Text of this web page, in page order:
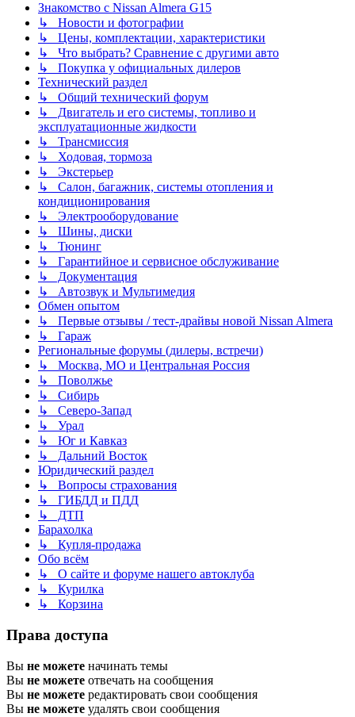
Знакомство с Nissan Almera G15
↳ Новости и фотографии
↳ Цены, комплектации, характеристики
↳ Что выбрать? Сравнение с другими авто
↳ Покупка у официальных дилеров
Технический раздел
↳ Общий технический форум
↳ Двигатель и его системы, топливо и
эксплуатационные жидкости
↳ Трансмиссия
↳ Ходовая, тормоза
↳ Экстерьер
↳ Салон, багажник, системы отопления и
кондиционирования
↳ Электрооборудование
↳ Шины, диски
↳ Тюнинг
↳ Гарантийное и сервисное обслуживание
↳ Документация
↳ Автозвук и Мультимедия
Обмен опытом
↳ Первые отзывы / тест-драйвы новой Nissan Almera
↳ Гараж
Региональные форумы (дилеры, встречи)
↳ Москва, МО и Центральная Россия
↳ Поволжье
↳ Сибирь
↳ Северо-Запад
↳ Урал
↳ Юг и Кавказ
↳ Дальний Восток
Юридический раздел
↳ Вопросы страхования
↳ ГИБДД и ПДД
↳ ДТП
Барахолка
↳ Купля-продажа
Обо всём
↳ О сайте и форуме нашего автоклуба
↳ Курилка
↳ Корзина
Права доступа
Вы не можете начинать темы
Вы не можете отвечать на сообщения
Вы не можете редактировать свои сообщения
Вы не можете удалять свои сообщения